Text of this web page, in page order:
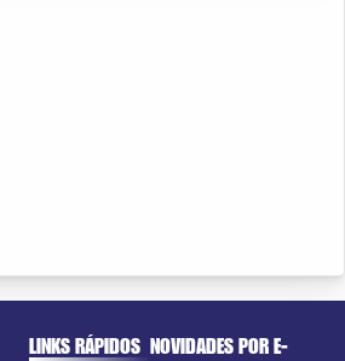
LINKS RÁPIDOS NOVIDADES POR E-